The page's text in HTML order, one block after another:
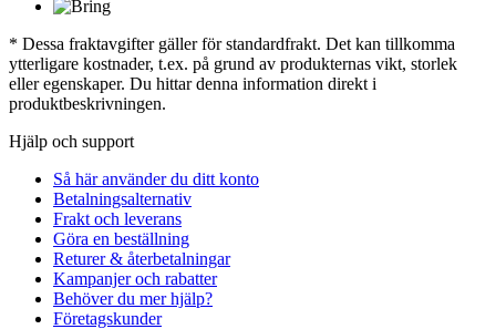
* Dessa fraktavgifter gäller för standardfrakt. Det kan tillkomma
ytterligare kostnader, t.ex. på grund av produkternas vikt, storlek
eller egenskaper. Du hittar denna information direkt i
produktbeskrivningen.
Hjälp och support
Så här använder du ditt konto
Betalningsalternativ
Frakt och leverans
Göra en beställning
Returer & återbetalningar
Kampanjer och rabatter
Behöver du mer hjälp?
Företagskunder